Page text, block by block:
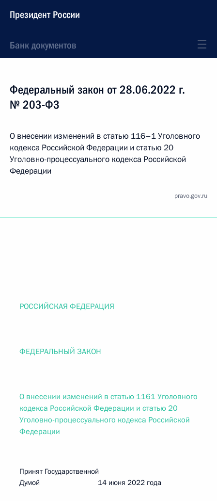
Президент России
Банк документов
Федеральный закон от 28.06.2022 г.
№ 203-ФЗ
О внесении изменений в статью 116–1 Уголовного
кодекса Российской Федерации и статью 20
Уголовно-процессуального кодекса Российской
Федерации
pravo.gov.ru
РОССИЙСКАЯ ФЕДЕРАЦИЯ
ФЕДЕРАЛЬНЫЙ ЗАКОН
О внесении изменений в статью 1161 Уголовного
кодекса Российской Федерации и статью 20
Уголовно-процессуального кодекса Российской
Федерации
Принят Государственной
Думой 14 июня 2022 года